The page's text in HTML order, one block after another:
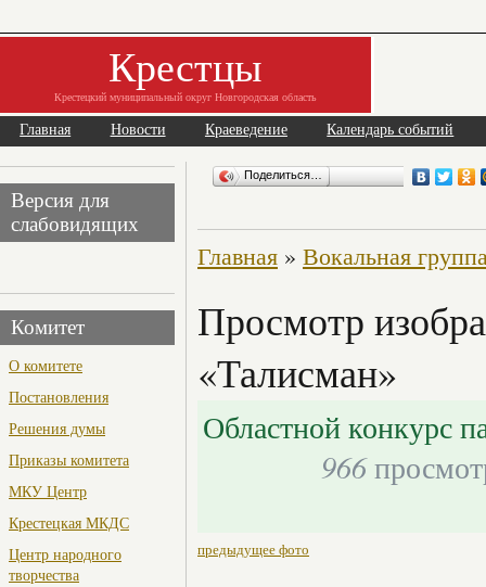
Крестцы
Крестецкий муниципальный округ Новгородская область
Главная Новости Краеведение Календарь событий
Версия для
слабовидящих
Комитет
О комитете
Постановления
Решения думы
Приказы комитета
МКУ Центр
Крестецкая МКДС
Центр народного
творчества
Поделиться…
Главная » Вокальная
Просмотр
«Талисман»
Областной конкурс
966
предыдущее фото